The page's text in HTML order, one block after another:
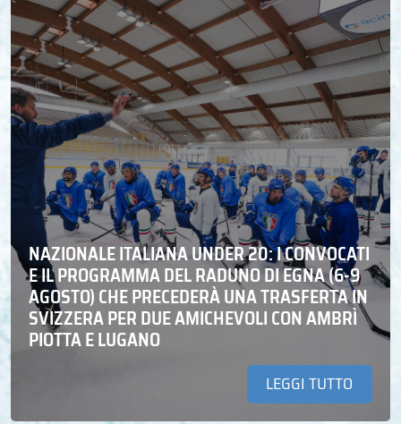
NAZIONALE ITALIANA UNDER 20: I CONVOCATI
E IL PROGRAMMA DEL RADUNO DI EGNA (6-9
AGOSTO) CHE PRECEDERÀ UNA TRASFERTA IN
SVIZZERA PER DUE AMICHEVOLI CON AMBRÌ
PIOTTA E LUGANO
LEGGI TUTTO